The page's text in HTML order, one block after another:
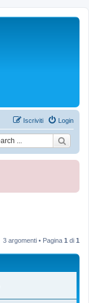
Login
Iscriviti
3 argomenti • Pagina 1 di 1